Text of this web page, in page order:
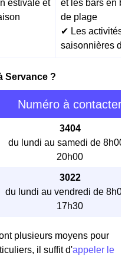
estivale et
et les bars en
de plage
✔ Les activités
saisonnières
Servance ?
Numéro à contacter
3404
du lundi au samedi de 8h00 à
20h00
3022
du lundi au vendredi de 8h00 à
17h30
plusieurs moyens pour
il suffit d'appeler le